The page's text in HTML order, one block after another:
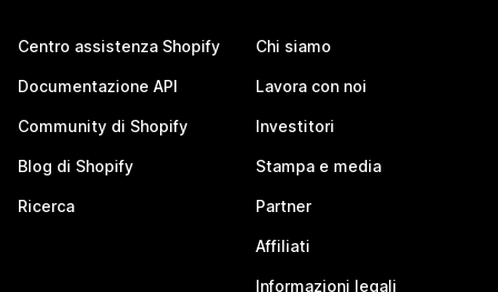
Centro assistenza Shopify
Documentazione API
Community di Shopify
Blog di Shopify
Ricerca
Chi siamo
Lavora con noi
Investitori
Stampa e media
Partner
Affiliati
Informazioni legali